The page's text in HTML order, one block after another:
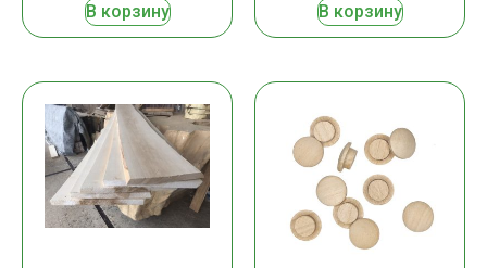
В корзину В корзину